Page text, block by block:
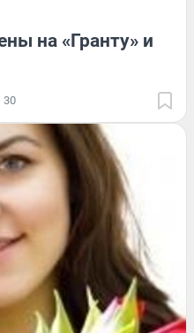
на «Гранту» и
30